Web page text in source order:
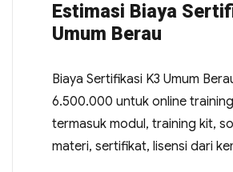
Estimasi Biaya
Umum Berau
Biaya Sertifikasi K3 Umum
6.500.000 untuk online
termasuk modul, training kit,
materi, sertifikat, lisensi dari